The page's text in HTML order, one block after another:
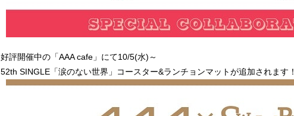
好評開催中の「AAA cafe」にて10/5(水)～
52th SINGLE「涙のない世界」コースター&ランチョンマットが追加されます！